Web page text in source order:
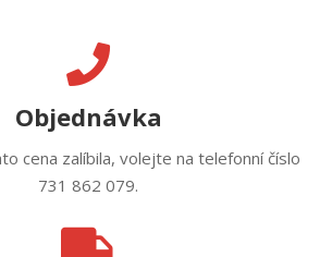
Objednávka
cena zalíbila, volejte na telefonní číslo
731 862 079.